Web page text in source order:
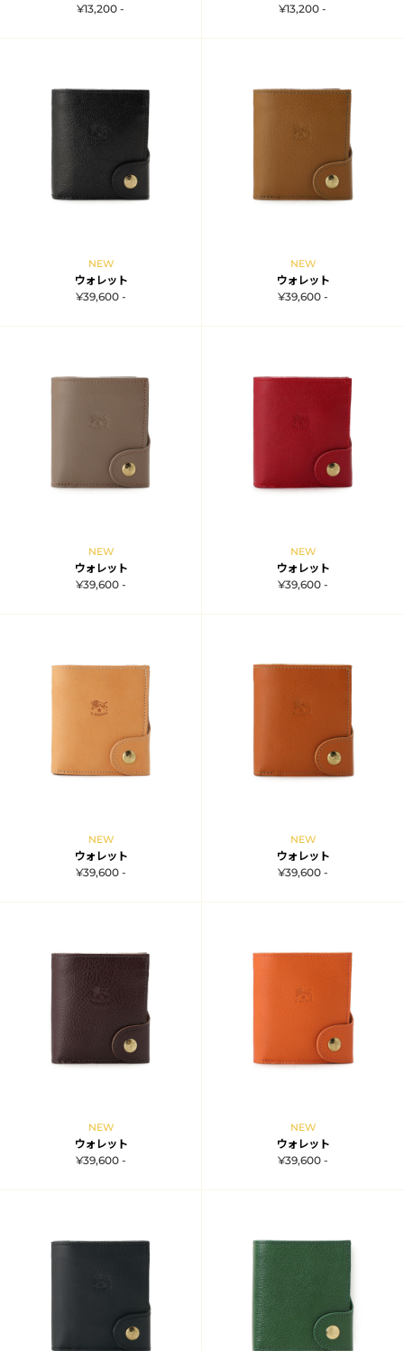
¥13,200 -
¥13,200 -
NEW
ウォレット
¥39,600 -
NEW
ウォレット
¥39,600 -
NEW
ウォレット
¥39,600 -
NEW
ウォレット
¥39,600 -
NEW
ウォレット
¥39,600 -
NEW
ウォレット
¥39,600 -
NEW
ウォレット
¥39,600 -
NEW
ウォレット
¥39,600 -